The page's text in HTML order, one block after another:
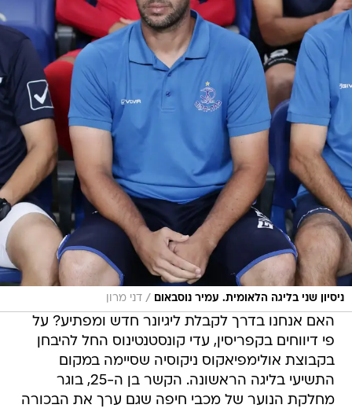
ניסיון שני בליגה הלאומית. עמיר נוסבאום / דני מרון
האם אנחנו בדרך לקבלת ליגיונר חדש ומפתיע? על
פי דיווחים בקפריסין, עדי קונסטנטינוס החל להיבחן
בקבוצת אולימפיאקוס ניקוסיה שסיימה במקום
התשיעי בליגה הראשונה. הקשר בן ה-25, בוגר
מחלקת הנוער של מכבי חיפה שגם ערך את הבכורה